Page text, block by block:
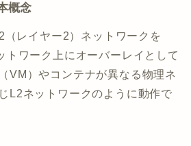
概念
レイヤー2）ネットワークを
トワーク上にオーバーレイとして
VM）やコンテナが異なる物理ネ
L2ネットワークのように動作で